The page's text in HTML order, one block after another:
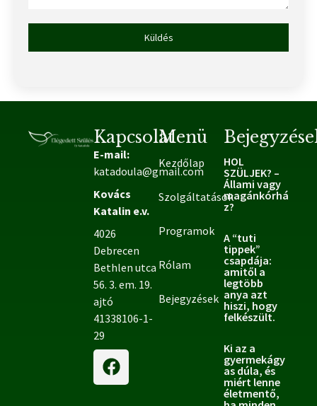
Küldés
Kapcsolat
E-mail:
katadoula@gmail.com
Kovács
Katalin e.v.
4026
Debrecen
Bethlen utca
56. 3. em. 19.
ajtó
41338106-1-
29
Menü
Kezdőlap
Szolgáltatások
Programok
Rólam
Bejegyzések
HOL
SZÜLJEK? –
Állami vagy
magánkórhá
z?
A “tuti
tippek”
csapdája:
amitől a
legtöbb
anya azt
hiszi, hogy
felkészült.
Ki az a
gyermekágy
as dúla, és
miért lenne
életmentő,